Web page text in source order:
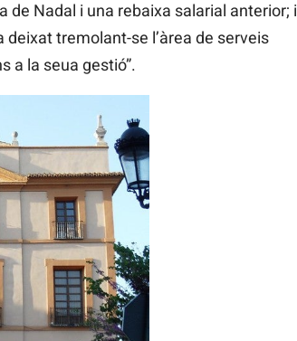
de Nadal i una rebaixa salarial anterior; i
tremolant-se l’àrea de serveis
a la seua gestió”.